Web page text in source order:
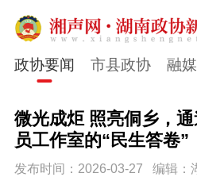
政协要闻 市县政协 融
微光成炬 照亮侗乡，
员工作室的“民生答卷”
发布时间：2026-03-27 编辑：